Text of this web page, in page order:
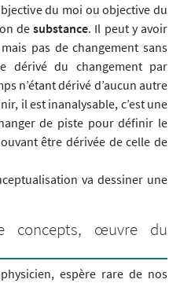
du moi ou objective du
de substance. Il peut y avoir
pas de changement sans
dérivé du changement par
n’étant dérivé d’aucun autre
il est inanalysable, c’est une
de piste pour définir le
être dérivée de celle de
va dessiner une
concepts, œuvre du
espère rare de nos